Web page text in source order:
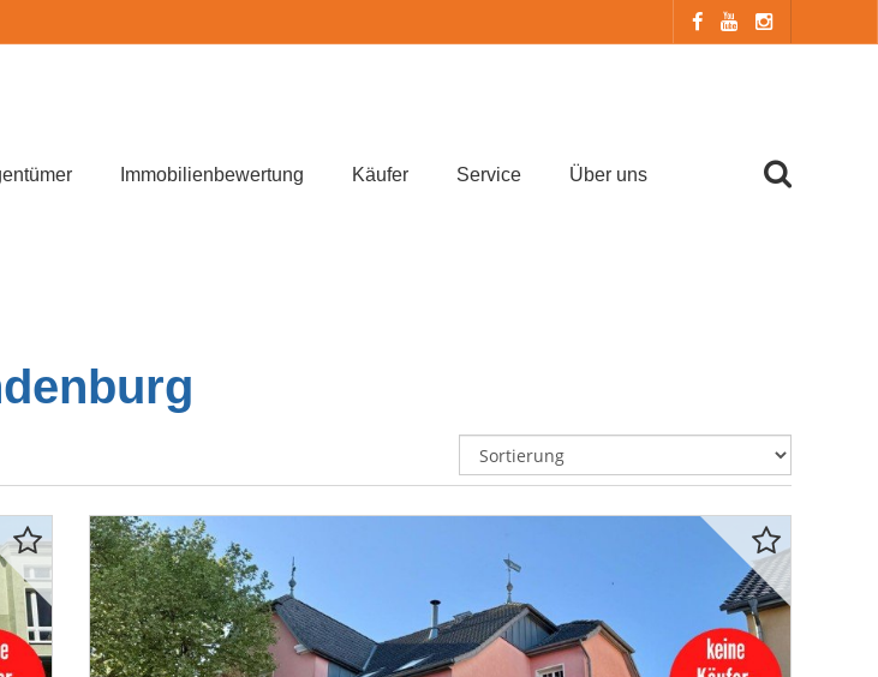
Immobilienbewertung Käufer Service Über uns